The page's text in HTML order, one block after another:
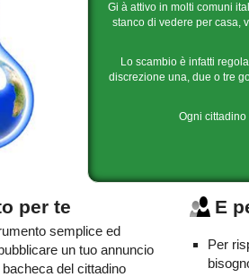
Gi à attivo in molti comuni
stanco di vedere per casa,
Lo scambio è infatti
discrezione una, due o tre
Ogni
per te
semplice ed
un tuo annuncio
del cittadino
E
Per